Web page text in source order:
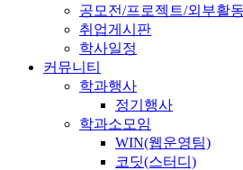
공모전/프로젝트/외부활동
취업게시판
학사일정
커뮤니티
학과행사
정기행사
학과소모임
WIN(웹운영팀)
코딧(스터디)